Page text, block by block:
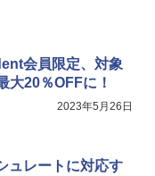
会員限定、対象
大20％OFFに！
2023年5月26日
ュレートに対応す